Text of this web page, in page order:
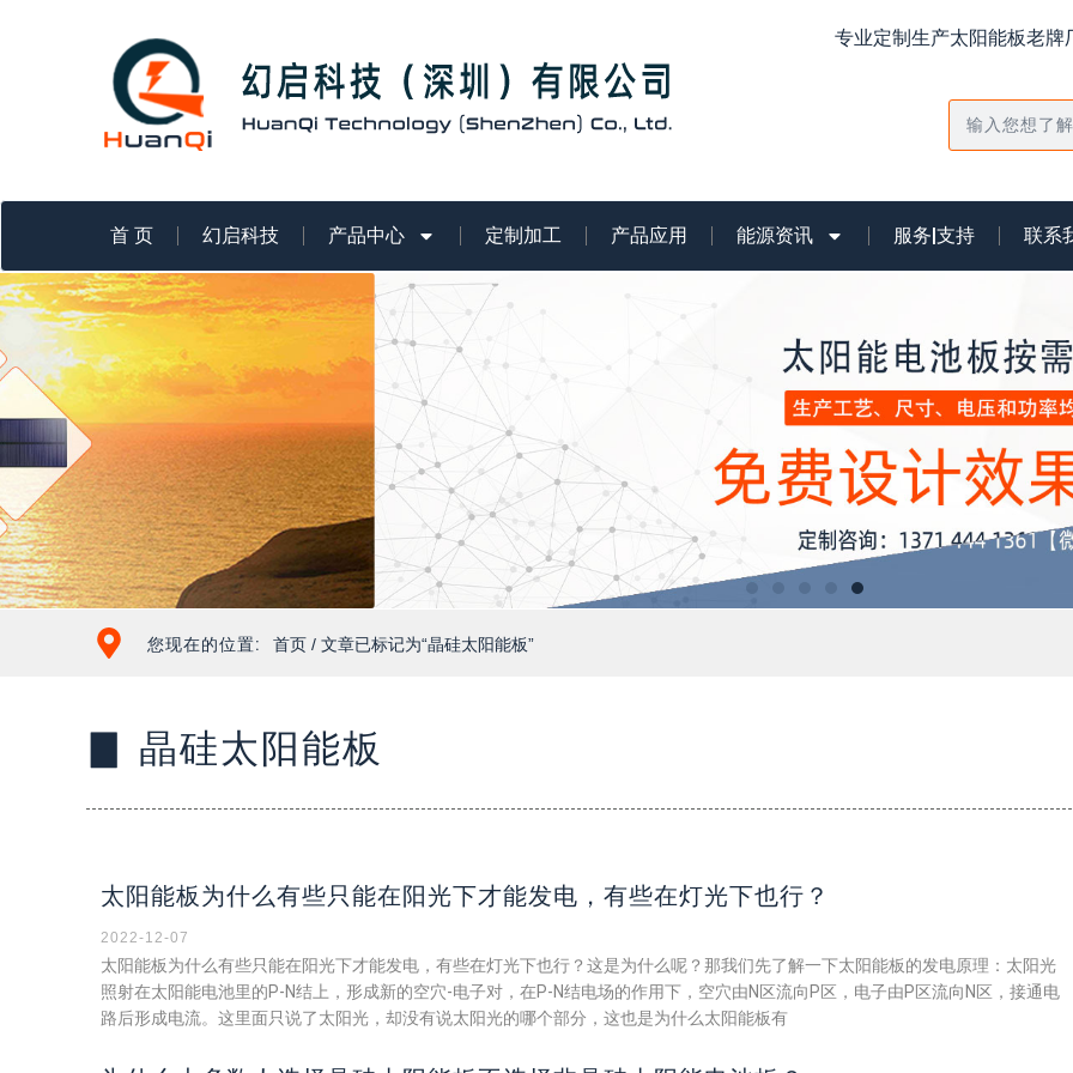
专业定制生产太阳能板老
索
首 页 幻启科技 产品中心 定制加工 产品应用 能源资讯 服务|支持 联系
您现在的位置: 首页 / 文章已标记为“晶硅太阳能板”
▊ 晶硅太阳能板
太阳能板为什么有些只能在阳光下才能发电，有些在灯光下也行？
2022-12-07
太阳能板为什么有些只能在阳光下才能发电，有些在灯光下也行？这是为什么呢？那我们先了解一下太阳能板的发电原理：太阳光
照射在太阳能电池里的P-N结上，形成新的空穴-电子对，在P-N结电场的作用下，空穴由N区流向P区，电子由P区流向N区，接通电
路后形成电流。这里面只说了太阳光，却没有说太阳光的哪个部分，这也是为什么太阳能板有